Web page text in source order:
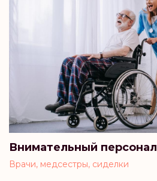
Внимательный персонал
Врачи, медсестры, сиделки